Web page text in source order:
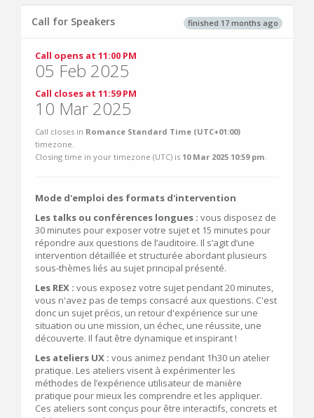
finished 17 months ago
Call for Speakers
Call opens at 11:00 PM
05 Feb 2025
Call closes at 11:59 PM
10 Mar 2025
Call closes in Romance Standard Time (UTC+01:00)
timezone.
Closing time in your timezone (UTC) is 10 Mar 2025 10:59 pm
Mode d'emploi des formats d'intervention
Les talks ou conférences longues : vous disposez de
30 minutes pour exposer votre sujet et 15 minutes pour
répondre aux questions de l’auditoire. Il s’agit d’une
intervention détaillée et structurée abordant plusieurs
sous-thèmes liés au sujet principal présenté.
Les REX : vous exposez votre sujet pendant 20 minutes,
vous n'avez pas de temps consacré aux questions. C'est
donc un sujet précis, un retour d'expérience sur une
situation ou une mission, un échec, une réussite, une
découverte. Il faut être dynamique et inspirant !
Les ateliers UX : vous animez pendant 1h30 un atelier
pratique. Les ateliers visent à expérimenter les
méthodes de l’expérience utilisateur de manière
pratique pour mieux les comprendre et les appliquer.
Ces ateliers sont conçus pour être interactifs, concrets et